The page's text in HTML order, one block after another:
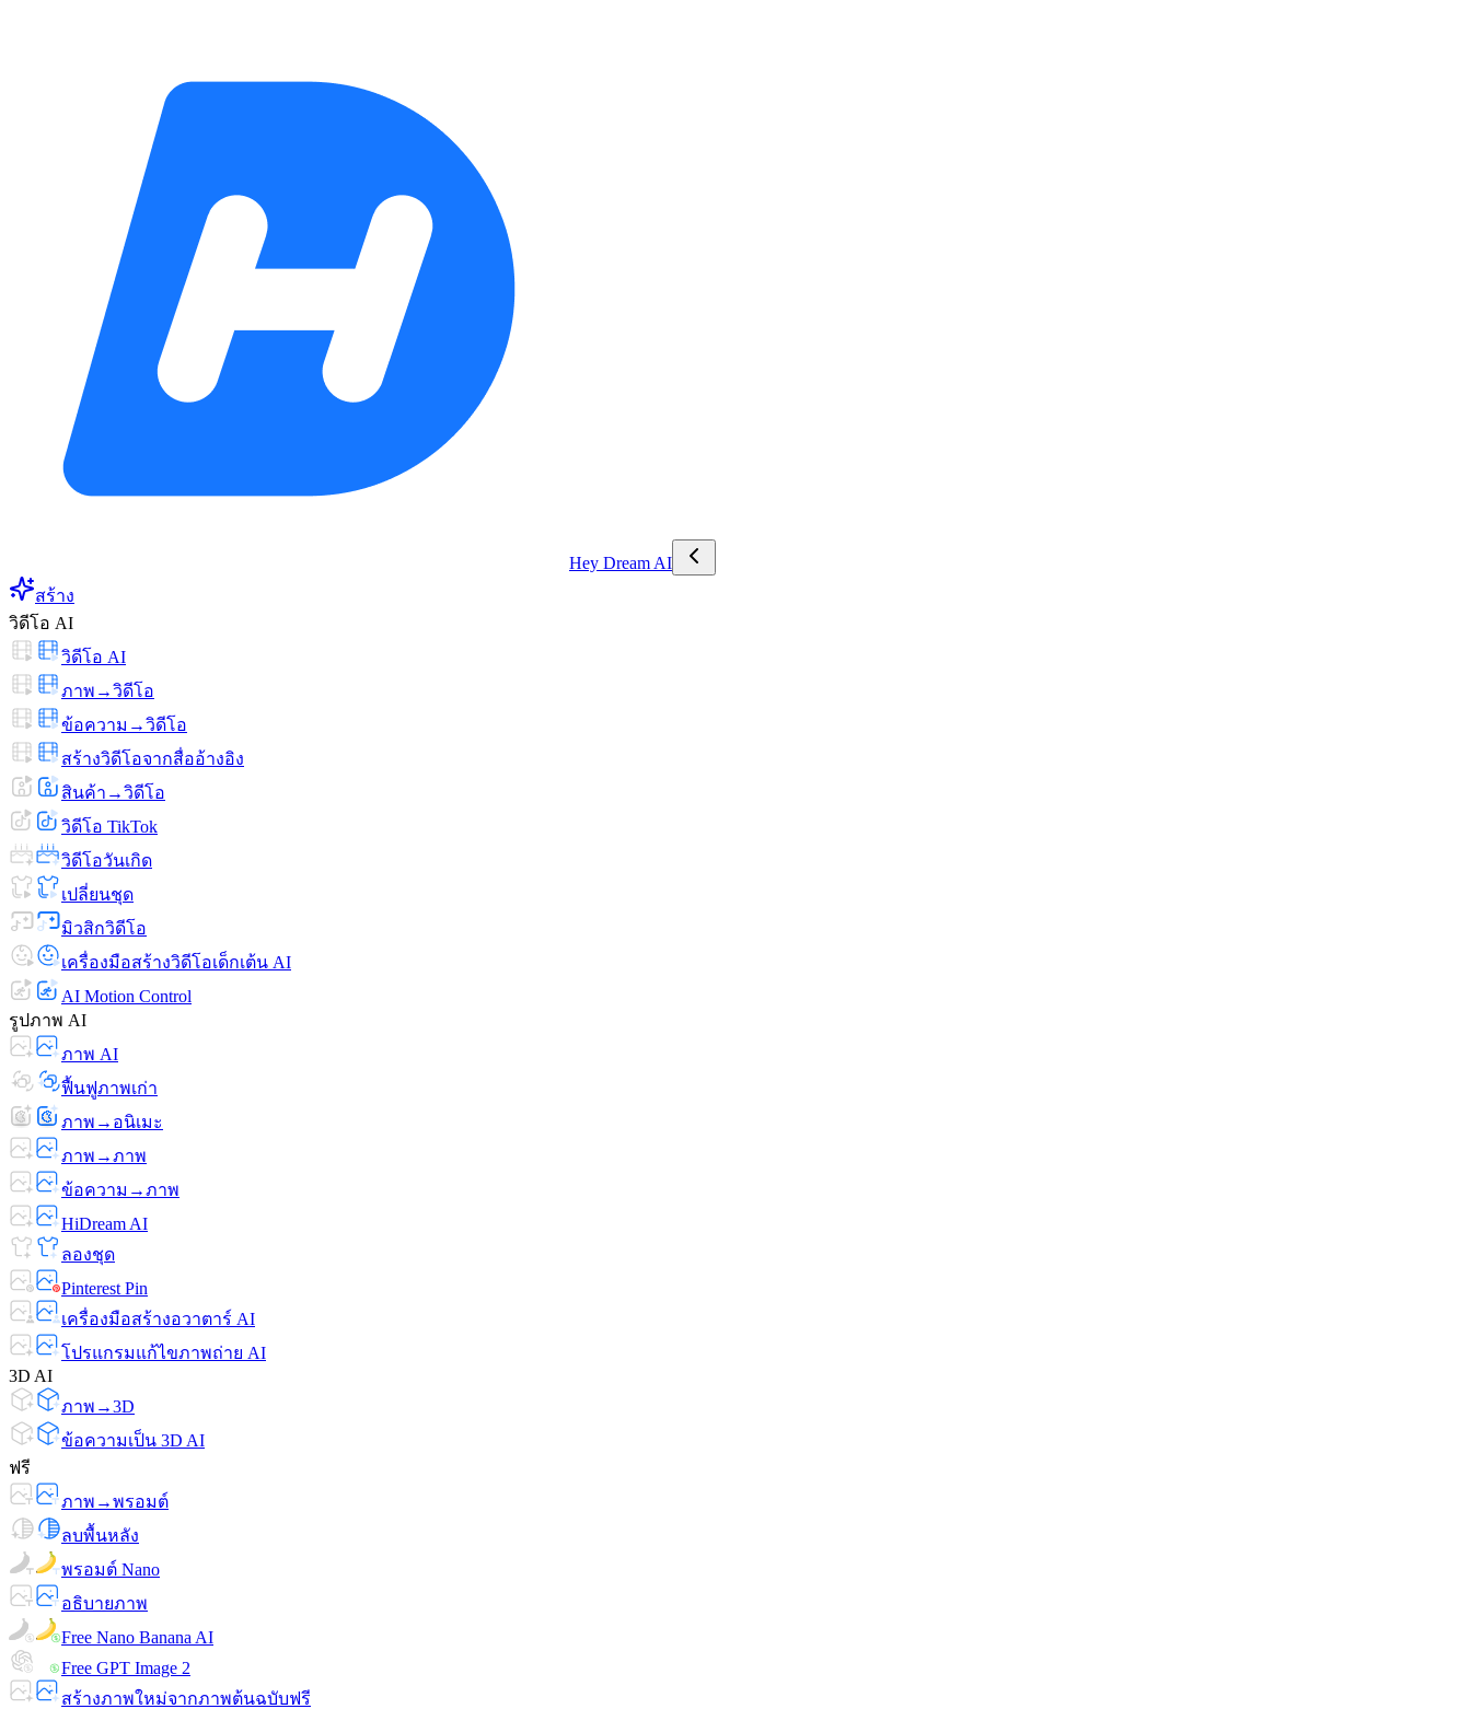
Hey Dream AI
สร้าง
วิดีโอ AI
วิดีโอ AI
ภาพ→วิดีโอ
ข้อความ→วิดีโอ
สร้างวิดีโอจากสื่ออ้างอิง
สินค้า→วิดีโอ
วิดีโอ TikTok
วิดีโอวันเกิด
เปลี่ยนชุด
มิวสิกวิดีโอ
เครื่องมือสร้างวิดีโอเด็กเต้น AI
AI Motion Control
รูปภาพ AI
ภาพ AI
ฟื้นฟูภาพเก่า
ภาพ→อนิเมะ
ภาพ→ภาพ
ข้อความ→ภาพ
HiDream AI
ลองชุด
Pinterest Pin
เครื่องมือสร้างอวาตาร์ AI
โปรแกรมแก้ไขภาพถ่าย AI
3D AI
ภาพ→3D
ข้อความเป็น 3D AI
ฟรี
ภาพ→พรอมต์
ลบพื้นหลัง
พรอมต์ Nano
อธิบายภาพ
Free Nano Banana AI
Free GPT Image 2
สร้างภาพใหม่จากภาพต้นฉบับฟรี